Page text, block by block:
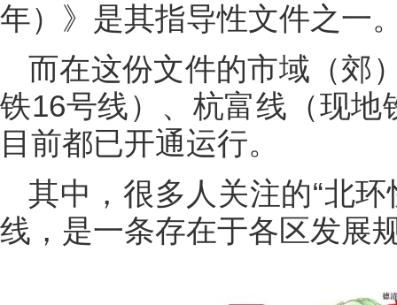
年）》是其指导性文件之一
而在这份文件的市域（郊
铁16号线）、杭富线（现
目前都已开通运行。
其中，很多人关注的“北
线，是一条存在于各区发展